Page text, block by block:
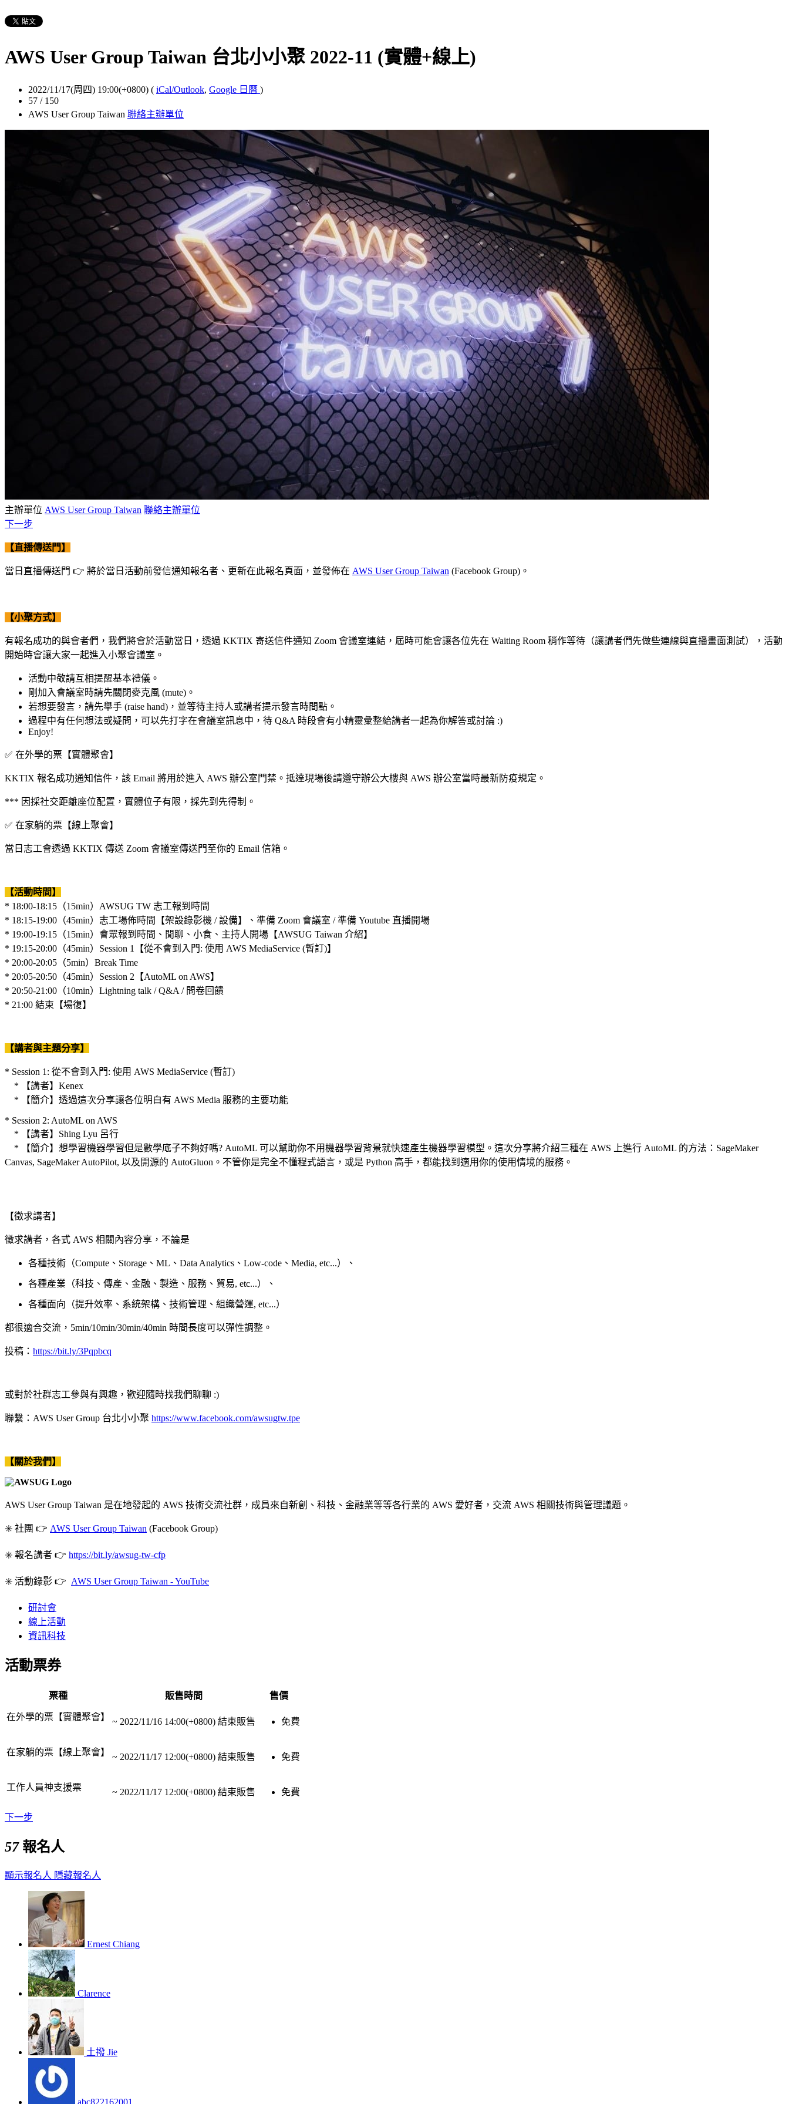
AWS User Group Taiwan 台北小小聚 2022-11 (實體+線上)
2022/11/17(周四) 19:00(+0800) ( iCal/Outlook, Google 日曆 )
57 / 150
AWS User Group Taiwan 聯絡主辦單位
主辦單位 AWS User Group Taiwan 聯絡主辦單位
下一步
【直播傳送門】
當日直播傳送門 👉 將於當日活動前發信通知報名者、更新在此報名頁面，並發佈在 AWS User Group Taiwan (Facebook Group)。
【小聚方式】
有報名成功的與會者們，我們將會於活動當日，透過 KKTIX 寄送信件通知 Zoom 會議室連結，屆時可能會讓各位先在 Waiting Room 稍作等待（讓講者們先做些連線與直播畫面測試），活動
開始時會讓大家一起進入小聚會議室。
活動中敬請互相提醒基本禮儀。
剛加入會議室時請先關閉麥克風 (mute)。
若想要發言，請先舉手 (raise hand)，並等待主持人或講者提示發言時間點。
過程中有任何想法或疑問，可以先打字在會議室訊息中，待 Q&A 時段會有小精靈彙整給講者一起為你解答或討論 :)
Enjoy!
✅ 在外學的票【實體聚會】
KKTIX 報名成功通知信件，該 Email 將用於進入 AWS 辦公室門禁。抵達現場後請遵守辦公大樓與 AWS 辦公室當時最新防疫規定。
*** 因採社交距離座位配置，實體位子有限，採先到先得制。
✅ 在家躺的票【線上聚會】
當日志工會透過 KKTIX 傳送 Zoom 會議室傳送門至你的 Email 信箱。
【活動時間】
* 18:00-18:15（15min）AWSUG TW 志工報到時間
* 18:15-19:00（45min）志工場佈時間【架設錄影機 / 設備】、準備 Zoom 會議室 / 準備 Youtube 直播開場
* 19:00-19:15（15min）會眾報到時間、閒聊、小食、主持人開場【AWSUG Taiwan 介紹】
* 19:15-20:00（45min）Session 1【從不會到入門: 使用 AWS MediaService (暫訂)】
* 20:00-20:05（5min）Break Time
* 20:05-20:50（45min）Session 2【AutoML on AWS】
* 20:50-21:00（10min）Lightning talk / Q&A / 問卷回饋
* 21:00 結束【場復】
【講者與主題分享】
* Session 1: 從不會到入門: 使用 AWS MediaService (暫訂)
* 【講者】Kenex
* 【簡介】透過這次分享讓各位明白有 AWS Media 服務的主要功能
* Session 2: AutoML on AWS
* 【講者】Shing Lyu 呂行
* 【簡介】想學習機器學習但是數學底子不夠好嗎? AutoML 可以幫助你不用機器學習背景就快速產生機器學習模型。這次分享將介紹三種在 AWS 上進行 AutoML 的方法：SageMaker
Canvas, SageMaker AutoPilot, 以及開源的 AutoGluon。不管你是完全不懂程式語言，或是 Python 高手，都能找到適用你的使用情境的服務。
【徵求講者】
徵求講者，各式 AWS 相關內容分享，不論是
各種技術（Compute、Storage、ML、Data Analytics、Low-code、Media, etc...）、
各種產業（科技、傳產、金融、製造、服務、貿易, etc...）、
各種面向（提升效率、系統架構、技術管理、組織營運, etc...）
都很適合交流，5min/10min/30min/40min 時間長度可以彈性調整。
投稿： https://bit.ly/3Pqpbcq
或對於社群志工參與有興趣，歡迎隨時找我們聊聊 :)
聯繫：AWS User Group 台北小小聚 https://www.facebook.com/awsugtw.tpe
【關於我們】
AWS User Group Taiwan 是在地發起的 AWS 技術交流社群，成員來自新創、科技、金融業等等各行業的 AWS 愛好者，交流 AWS 相關技術與管理議題。
✳️ 社團 👉 AWS User Group Taiwan (Facebook Group)
✳️ 報名講者 👉 https://bit.ly/awsug-tw-cfp
✳️ 活動錄影 👉 AWS User Group Taiwan - YouTube
研討會
線上活動
資訊科技
活動票券
票種 販售時間 售價
在外學的票【實體聚會】 ~ 2022/11/16 14:00(+0800) 結束販售 免費
在家躺的票【線上聚會】 ~ 2022/11/17 12:00(+0800) 結束販售 免費
工作人員神支援票 ~ 2022/11/17 12:00(+0800) 結束販售 免費
下一步
57報名人
顯示報名人 隱藏報名人
Ernest Chiang
Clarence
土撥 Jie
abc822162001